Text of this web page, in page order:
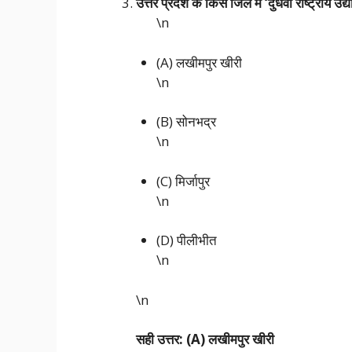
\n
(A) लखीमपुर खीरी
\n
(B) सोनभद्र
\n
(C) मिर्जापुर
\n
(D) पीलीभीत
\n
\n
सही उत्तर: (A) लखीमपुर खीरी